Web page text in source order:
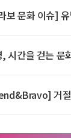
보 문화 이슈]
시간을 걷는 문
거절